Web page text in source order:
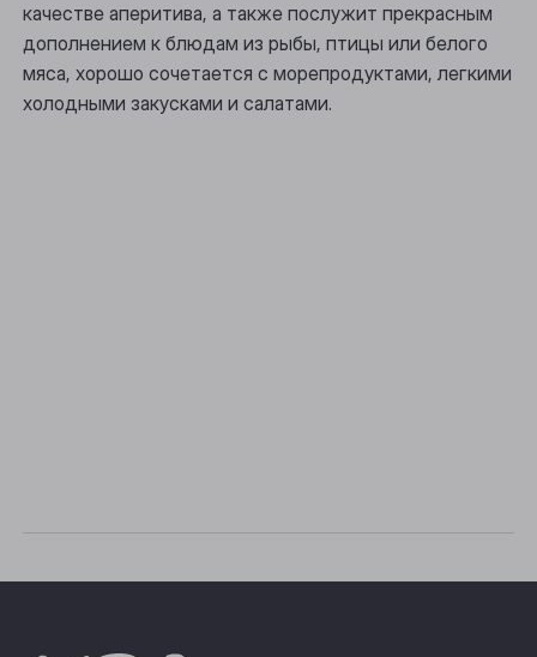
качестве аперитива, а также послужит прекрасным
дополнением к блюдам из рыбы, птицы или белого
мяса, хорошо сочетается с морепродуктами, легкими
холодными закусками и салатами.
Юрга